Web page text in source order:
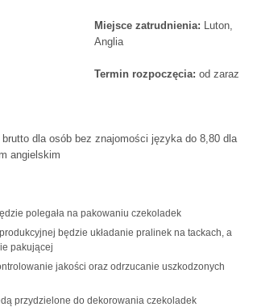
Miejsce zatrudnienia: Luton,
Anglia
Termin rozpoczęcia: od zaraz
dla osób bez znajomości języka do 8,80 dla
angielskim
polegała na pakowaniu czekoladek
będzie układanie pralinek na tackach, a
pakującej
jakości oraz odrzucanie uszkodzonych
przydzielone do dekorowania czekoladek